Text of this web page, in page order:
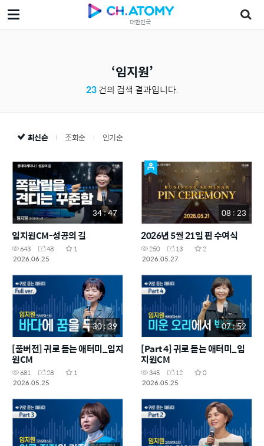
대한민국
임지원
23건의 검색 결과입니다.
최신순 조회순 인기순
34 : 47
임지원CM-성공의 길
643 48
1
2026.06.25
08 : 23
2026년 5월 21일 핀 수여식
250 13
2
2026.05.27
30 : 39
[풀버전] 귀로 듣는 애터미_임지
원CM
681 28
1
2026.05.25
07 : 52
[Part 4] 귀로 듣는 애터미_임
지원CM
345 12
0
2026.05.25